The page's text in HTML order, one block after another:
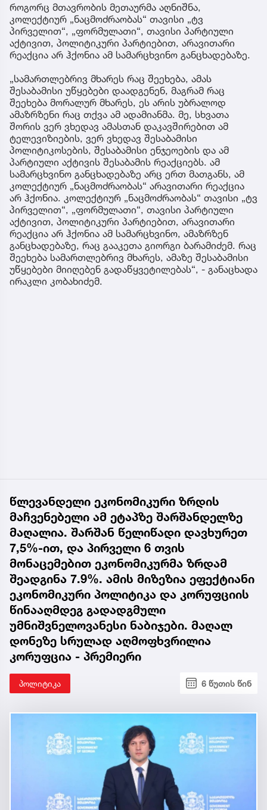
როგორც მთავრობის მეთაურმა აღნიშნა,
კოლექტიურ „ნაცმოძრაობას“ თავისი „ტვ
პირველით“, „ფორმულათი“, თავისი პარტიული
აქტივით, პოლიტიკური პარტიებით, არავითარი
რეაქცია არ ჰქონია ამ სამარცხვინო განცხადებაზე.
„სამართლებრივ მხარეს რაც შეეხება, ამას
შესაბამისი უწყებები დაადგენენ, მაგრამ რაც
შეეხება მორალურ მხარეს, ეს არის უბრალოდ
ამაზრზენი რაც თქვა ამ ადამიანმა. მე, სხვათა
შორის ვერ ვხედავ ამასთან დაკავშირებით ამ
ტელევიზიების, ვერ ვხედავ შესაბამისი
პოლიტიკოსების, შესაბამისი ენჯეოების და ამ
პარტიული აქტივის შესაბამის რეაქციებს. ამ
სამარცხვინო განცხადებაზე არც ერთ მათგანს, ამ
კოლექტიურ „ნაცმოძრაობას“ არავითარი რეაქცია
არ ჰქონია. კოლექტიურ „ნაცმოძრაობას“ თავისი „ტვ
პირველით“, „ფორმულათი“, თავისი პარტიული
აქტივით, პოლიტიკური პარტიებით, არავითარი
რეაქცია არ ჰქონია ამ სამარცხვინო, ამაზრზენ
განცხადებაზე, რაც გააკეთა გიორგი ბარამიძემ. რაც
შეეხება სამართლებრივ მხარეს, ამაზე შესაბამისი
უწყებები მიიღებენ გადაწყვეტილებას“, - განაცხადა
ირაკლი კობახიძემ.
წლევანდელი ეკონომიკური ზრდის
მაჩვენებელი ამ ეტაპზე შარშანდელზე
მაღალია. შარშან წელიწადი დავხურეთ
7,5%-ით, და პირველი 6 თვის
მონაცემებით ეკონომიკურმა ზრდამ
შეადგინა 7.9%. ამის მიზეზია ეფექტიანი
ეკონომიკური პოლიტიკა და კორუფციის
წინააღმდეგ გადადგმული
უმნიშვნელოვანესი ნაბიჯები. მაღალ
დონეზე სრულად აღმოფხვრილია
კორუფცია - პრემიერი
პოლიტიკა 6 წუთის წინ